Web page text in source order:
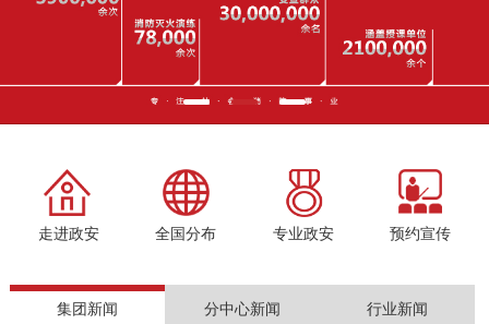
走进政安 全国分布 专业政安 预约宣传
集团新闻 分中心新闻 行业新闻